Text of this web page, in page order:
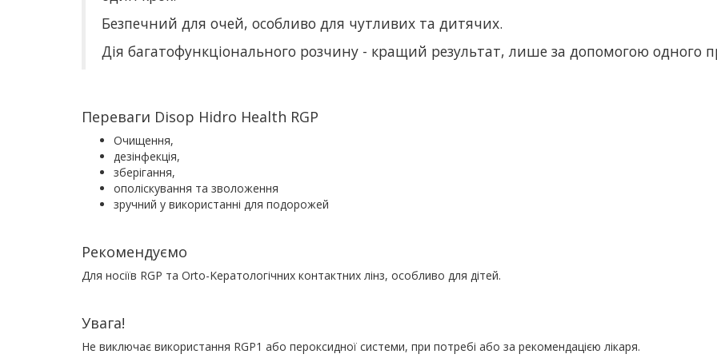
Безпечний для очей, особливо для чутливих та дитячих.
Дія багатофункціонального розчину - кращий результат, лише за допомогою одного
Переваги Disop Hidro Health RGP
Очищення,
дезінфекція,
зберігання,
ополіскування та зволоження
зручний у використанні для подорожей
Рекомендуємо
Для носіїв RGP та Orto-Kератологічних контактних лінз, особливо для дітей.
Увага!
Не виключає використання RGP1 або пероксидної системи, при потребі або за рекомендацією лікаря.